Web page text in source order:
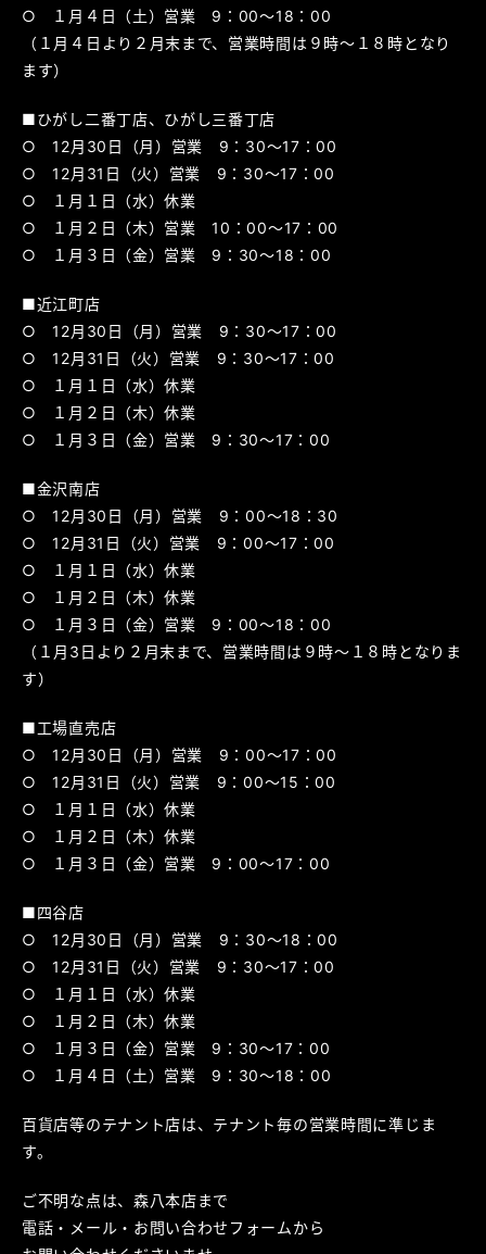
○ １月４日（土）営業 9：00～18：00
（１月４日より２月末まで、営業時間は９時～１８時となり
ます）
■ひがし二番丁店、ひがし三番丁店
○ 12月30日（月）営業 9：30～17：00
○ 12月31日（火）営業 9：30～17：00
○ １月１日（水）休業
○ １月２日（木）営業 10：00～17：00
○ １月３日（金）営業 9：30～18：00
■近江町店
○ 12月30日（月）営業 9：30～17：00
○ 12月31日（火）営業 9：30～17：00
○ １月１日（水）休業
○ １月２日（木）休業
○ １月３日（金）営業 9：30～17：00
■金沢南店
○ 12月30日（月）営業 9：00～18：30
○ 12月31日（火）営業 9：00～17：00
○ １月１日（水）休業
○ １月２日（木）休業
○ １月３日（金）営業 9：00～18：00
（１月3日より２月末まで、営業時間は９時～１８時となりま
す）
■工場直売店
○ 12月30日（月）営業 9：00～17：00
○ 12月31日（火）営業 9：00～15：00
○ １月１日（水）休業
○ １月２日（木）休業
○ １月３日（金）営業 9：00～17：00
■四谷店
○ 12月30日（月）営業 9：30～18：00
○ 12月31日（火）営業 9：30～17：00
○ １月１日（水）休業
○ １月２日（木）休業
○ １月３日（金）営業 9：30～17：00
○ １月４日（土）営業 9：30～18：00
百貨店等のテナント店は、テナント毎の営業時間に準じま
す。
ご不明な点は、森八本店まで
電話・メール・お問い合わせフォームから